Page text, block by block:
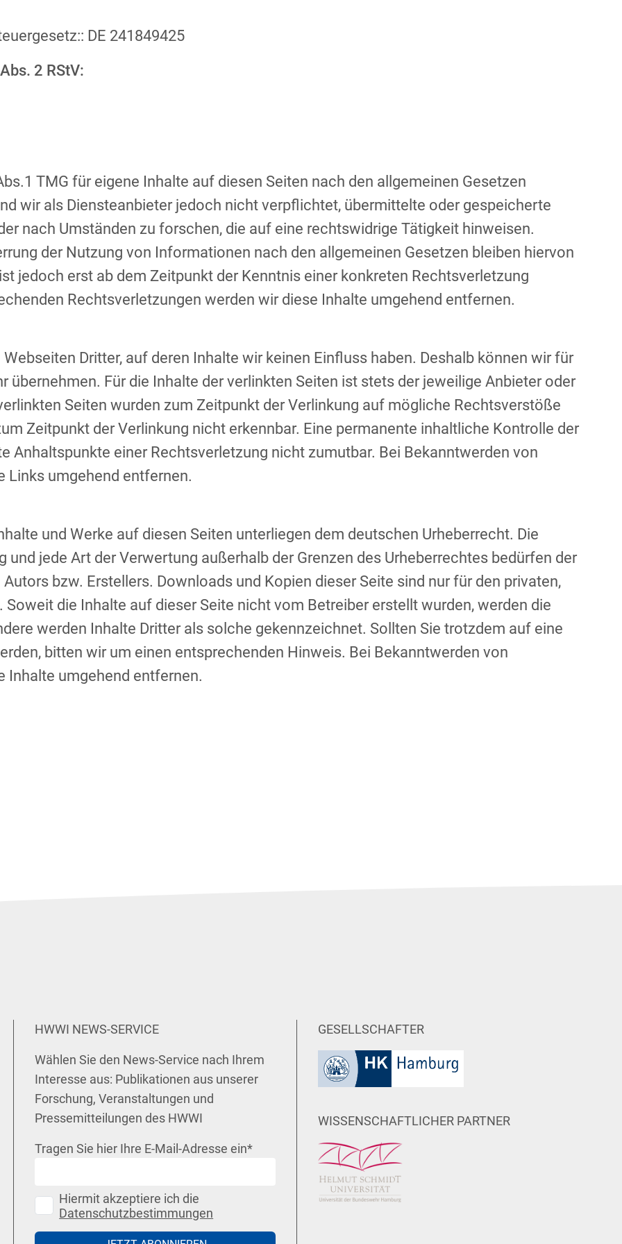
DE 241849425
2 RStV:
TMG für eigene Inhalte auf diesen Seiten nach den allgemeinen Gesetzen
wir als Diensteanbieter jedoch nicht verpflichtet, übermittelte oder gespeicherte
nach Umständen zu forschen, die auf eine rechtswidrige Tätigkeit hinweisen.
der Nutzung von Informationen nach den allgemeinen Gesetzen bleiben hiervon
jedoch erst ab dem Zeitpunkt der Kenntnis einer konkreten Rechtsverletzung
Rechtsverletzungen werden wir diese Inhalte umgehend entfernen.
Dritter, auf deren Inhalte wir keinen Einfluss haben. Deshalb können wir für
übernehmen. Für die Inhalte der verlinkten Seiten ist stets der jeweilige Anbieter oder
Seiten wurden zum Zeitpunkt der Verlinkung auf mögliche Rechtsverstöße
Zeitpunkt der Verlinkung nicht erkennbar. Eine permanente inhaltliche Kontrolle der
Anhaltspunkte einer Rechtsverletzung nicht zumutbar. Bei Bekanntwerden von
Links umgehend entfernen.
und Werke auf diesen Seiten unterliegen dem deutschen Urheberrecht. Die
und jede Art der Verwertung außerhalb der Grenzen des Urheberrechtes bedürfen der
bzw. Erstellers. Downloads und Kopien dieser Seite sind nur für den privaten,
die Inhalte auf dieser Seite nicht vom Betreiber erstellt wurden, werden die
werden Inhalte Dritter als solche gekennzeichnet. Sollten Sie trotzdem auf eine
bitten wir um einen entsprechenden Hinweis. Bei Bekanntwerden von
Inhalte umgehend entfernen.
HWWI NEWS-SERVICE
Wählen Sie den News-Service nach Ihrem
Interesse aus: Publikationen aus unserer
Forschung, Veranstaltungen und
Pressemitteilungen des HWWI
Tragen Sie hier Ihre E-Mail-Adresse ein*
Hiermit akzeptiere ich die
Datenschutzbestimmungen
GESELLSCHAFTER
WISSENSCHAFTLICHER PARTNER